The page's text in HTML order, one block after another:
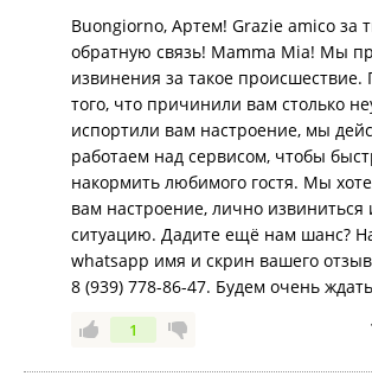
Buongiorno, Артем! Grazie amico за
обратную связь! Mamma Mia! Мы
извинения за такое происшествие.
того, что причинили вам столько
испортили вам настроение, мы
работаем над сервисом, чтобы
накормить любимого гостя. Мы
вам настроение, лично извиниться
ситуацию. Дадите ещё нам шанс?
whatsapp имя и скрин вашего
8 (939) 778-86-47. Будем очень
1